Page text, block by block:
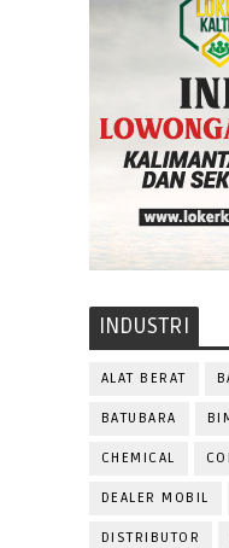
INDUSTRI
ALAT BERAT
BATUBARA
CHEMICAL
DEALER MOBIL
DISTRIBUTOR